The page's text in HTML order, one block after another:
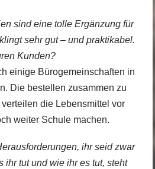
sind eine tolle Ergänzung für
sehr gut – und praktikabel.
Kunden?
einige Bürogemeinschaften in
Die bestellen zusammen zu
die Lebensmittel vor
weiter Schule machen.
ihr seid zwar
ihr tut und wie ihr es tut, steht